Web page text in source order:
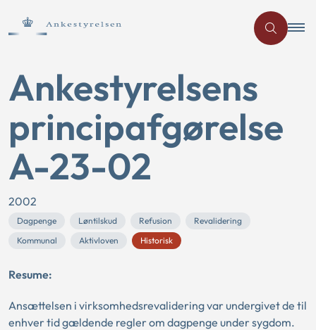
Ankestyrelsens
principafgørelse
A-23-02
2002
Dagpenge Løntilskud Refusion
Revalidering
Kommunal
Aktivloven Historisk
Resume:
Ansættelsen i virksomhedsrevalidering var undergivet de til
enhver tid gældende regler om dagpenge under sygdom.